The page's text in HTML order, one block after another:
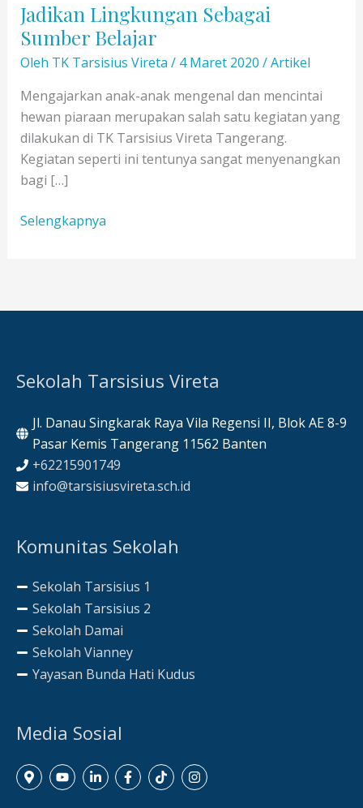
Jadikan Lingkungan Sebagai
Sumber Belajar
Oleh TK Tarsisius Vireta / 4 Maret 2020 /Artikel
Mengajarkan anak-anak mengenal dan mencintai
hewan piaraan merupakan salah satu kegiatan yang
dilakukan di TK Tarsisius Vireta Tangerang.
Kegiatan seperti ini tentunya sangat menyenangkan
bagi […]
Jadikan
Selengkapnya
Sekolah Tarsisius Vireta
Jl. Danau Singkarak Raya Vila Regensi II, Blok AE 8-9
Pasar Kemis Tangerang 11562 Banten
+62215901749
info@tarsisiusvireta.sch.id
Komunitas Sekolah
Sekolah Tarsisius 1
Sekolah Tarsisius 2
Sekolah Damai
Sekolah Vianney
Yayasan Bunda Hati Kudus
Media Sosial